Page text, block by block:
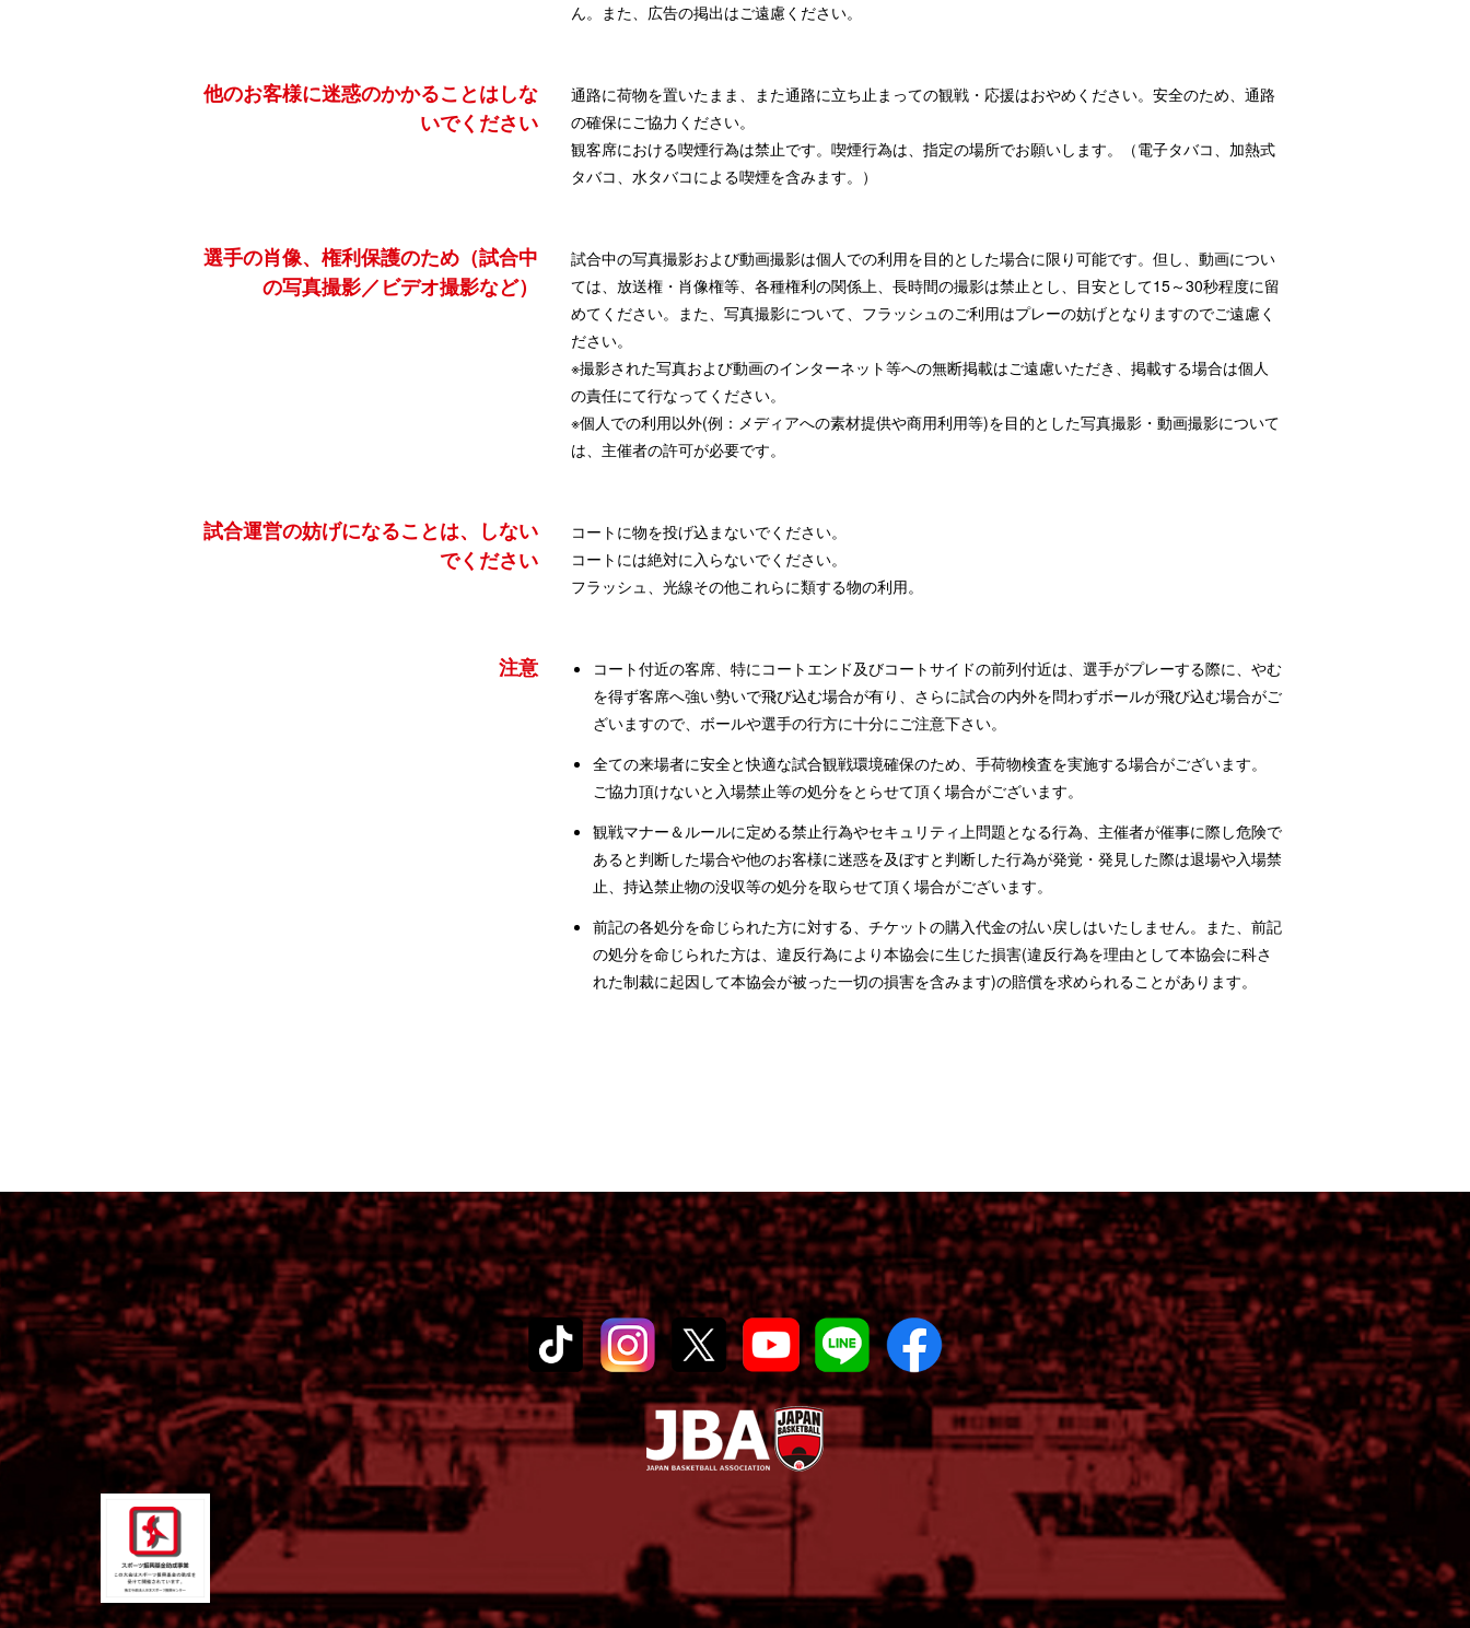
ん。また、広告の掲出はご遠慮ください。
他のお客様に迷惑のかかることはしな
いでください
通路に荷物を置いたまま、また通路に立ち止まっての観戦・応援はおやめください。安全のため、通路
の確保にご協力ください。
観客席における喫煙行為は禁止です。喫煙行為は、指定の場所でお願いします。（電子タバコ、加熱式
タバコ、水タバコによる喫煙を含みます。）
選手の肖像、権利保護のため（試合中
の写真撮影／ビデオ撮影など）
試合中の写真撮影および動画撮影は個人での利用を目的とした場合に限り可能です。但し、動画につい
ては、放送権・肖像権等、各種権利の関係上、長時間の撮影は禁止とし、目安として15～30秒程度に留
めてください。また、写真撮影について、フラッシュのご利用はプレーの妨げとなりますのでご遠慮く
ださい。
※撮影された写真および動画のインターネット等への無断掲載はご遠慮いただき、掲載する場合は個人
の責任にて行なってください。
※個人での利用以外(例：メディアへの素材提供や商用利用等)を目的とした写真撮影・動画撮影について
は、主催者の許可が必要です。
試合運営の妨げになることは、しない
でください
コートに物を投げ込まないでください。
コートには絶対に入らないでください。
フラッシュ、光線その他これらに類する物の利用。
注意
コート付近の客席、特にコートエンド及びコートサイドの前列付近は、選手がプレーする際に、やむ
を得ず客席へ強い勢いで飛び込む場合が有り、さらに試合の内外を問わずボールが飛び込む場合がご
ざいますので、ボールや選手の行方に十分にご注意下さい。
全ての来場者に安全と快適な試合観戦環境確保のため、手荷物検査を実施する場合がございます。
ご協力頂けないと入場禁止等の処分をとらせて頂く場合がございます。
観戦マナー＆ルールに定める禁止行為やセキュリティ上問題となる行為、主催者が催事に際し危険で
あると判断した場合や他のお客様に迷惑を及ぼすと判断した行為が発覚・発見した際は退場や入場禁
止、持込禁止物の没収等の処分を取らせて頂く場合がございます。
前記の各処分を命じられた方に対する、チケットの購入代金の払い戻しはいたしません。また、前記
の処分を命じられた方は、違反行為により本協会に生じた損害(違反行為を理由として本協会に科さ
れた制裁に起因して本協会が被った一切の損害を含みます)の賠償を求められることがあります。